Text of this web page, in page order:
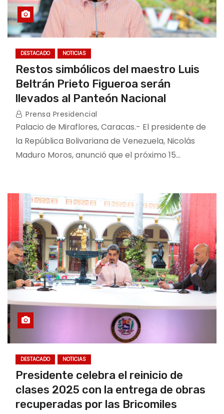
DESTACADO NOTICIAS
Restos simbólicos del maestro Luis
Beltrán Prieto Figueroa serán
llevados al Panteón Nacional
Prensa Presidencial
Palacio de Miraflores, Caracas.- El presidente de
la República Bolivariana de Venezuela, Nicolás
Maduro Moros, anunció que el próximo 15…
DESTACADO NOTICIAS
Presidente celebra el reinicio de
clases 2025 con la entrega de obras
recuperadas por las Bricomiles